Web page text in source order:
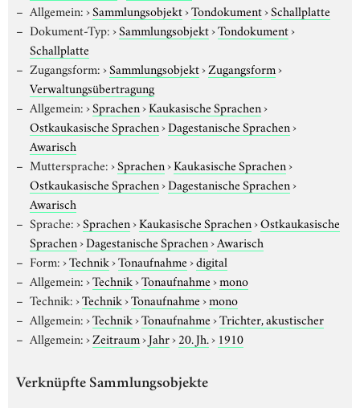
Allgemein:›Sammlungsobjekt›Tondokument›Schallplatte
Dokument-Typ:›Sammlungsobjekt›Tondokument›
Schallplatte
Zugangsform:›Sammlungsobjekt›Zugangsform›
Verwaltungsübertragung
Allgemein:›Sprachen›Kaukasische Sprachen›
Ostkaukasische Sprachen›Dagestanische Sprachen›
Awarisch
Muttersprache:›Sprachen›Kaukasische Sprachen›
Ostkaukasische Sprachen›Dagestanische Sprachen›
Awarisch
Sprache:›Sprachen›Kaukasische Sprachen›Ostkaukasische
Sprachen›Dagestanische Sprachen›Awarisch
Form:›Technik›Tonaufnahme›digital
Allgemein:›Technik›Tonaufnahme›mono
Technik:›Technik›Tonaufnahme›mono
Allgemein:›Technik›Tonaufnahme›Trichter, akustischer
Allgemein:›Zeitraum›Jahr›20. Jh.› 1910
Verknüpfte Sammlungsobjekte